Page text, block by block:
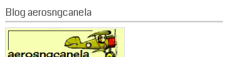
Blog aerosngcanela